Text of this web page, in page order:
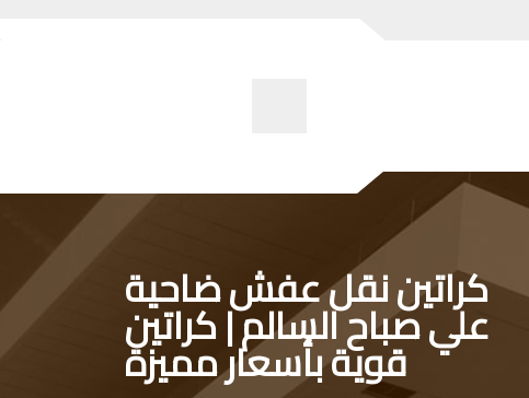
كراتين نقل عفش ضاحية
علي صباح السالم | كراتين
قوية بأسعار مميزة